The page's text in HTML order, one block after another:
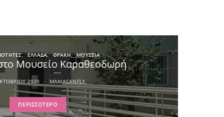
ΕΛΛΑΔΑ ΘΡΑΚΗ ΜΟΥΣΕΙΑ
Μουσείο Καραθεοδωρή
2020 MAMACANFLY
ΠΕΡΙΣΣΌΤΕΡΟ